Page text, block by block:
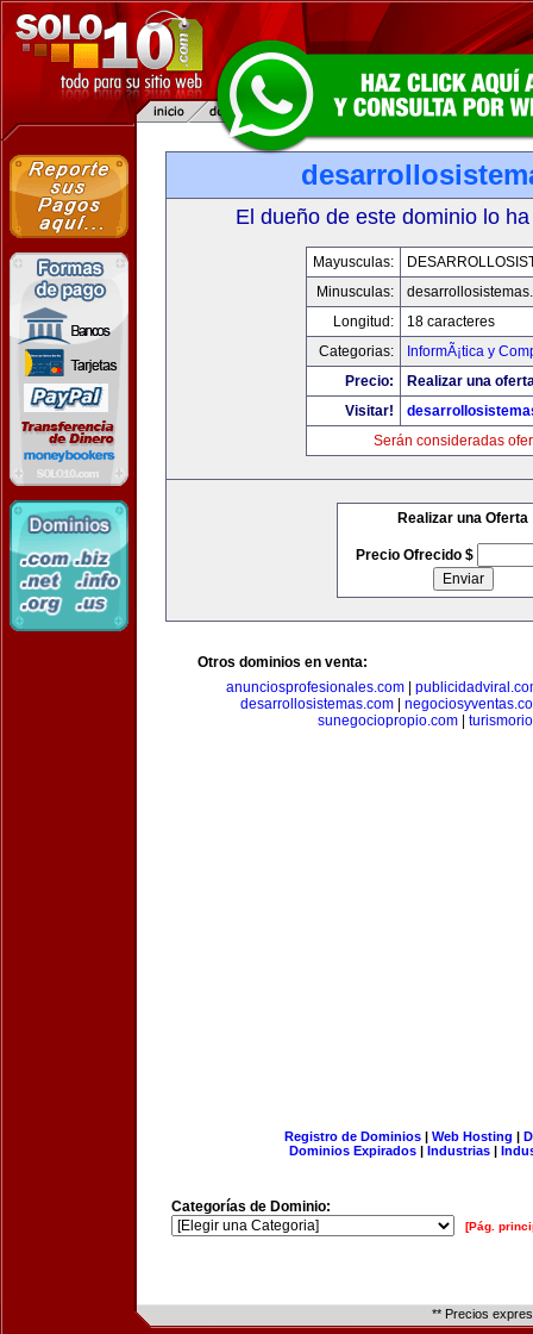
El dueño de este dominio lo
Mayusculas:
Minusculas:
Longitud:
18 caracteres
Categorias:
InformÃ¡tica y
Precio:
Realizar una
Visitar!
Serán consideradas
Realizar una Oferta
Precio Ofrecido $
Otros dominios en venta:
anunciosprofesionales.com|
desarrollosistemas.com|
sunegociopropio.com|
Registro de Dominios| Web Hosting |
Dominios Expirados | Industrias |
Categorías de Dominio:
[Pág.
** Precios